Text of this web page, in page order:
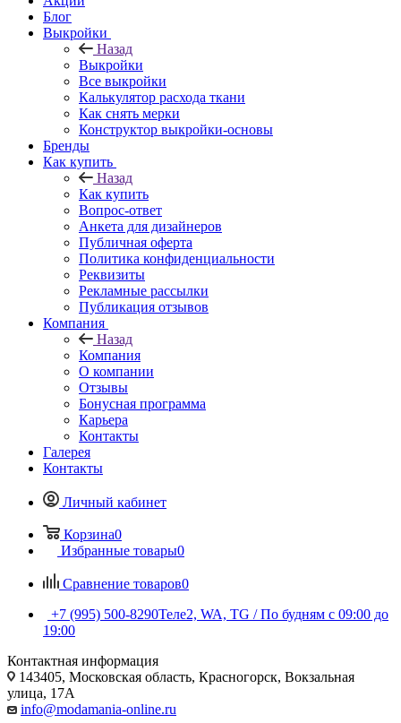
Блог
Выкройки
Назад
Выкройки
Все выкройки
Калькулятор расхода ткани
Как снять мерки
Конструктор выкройки-основы
Бренды
Как купить
Назад
Как купить
Вопрос-ответ
Анкета для дизайнеров
Публичная оферта
Политика конфиденциальности
Реквизиты
Рекламные рассылки
Публикация отзывов
Компания
Назад
Компания
О компании
Отзывы
Бонусная программа
Карьера
Контакты
Галерея
Контакты
Личный кабинет
Корзина0
Избранные товары0
Сравнение товаров0
+7 (995) 500-8290Теле2, WA, TG / По будням c 09:00 до
19:00
Контактная информация
143405, Московская область, Красногорск, Вокзальная
улица, 17А
info@modamania-online.ru